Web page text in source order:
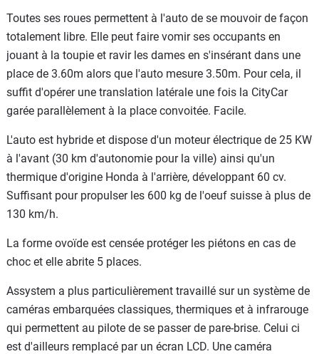
Toutes ses roues permettent à l'auto de se mouvoir de façon
totalement libre. Elle peut faire vomir ses occupants en
jouant à la toupie et ravir les dames en s'insérant dans une
place de 3.60m alors que l'auto mesure 3.50m. Pour cela, il
suffit d'opérer une translation latérale une fois la CityCar
garée parallèlement à la place convoitée. Facile.
L'auto est hybride et dispose d'un moteur électrique de 25 KW
à l'avant (30 km d'autonomie pour la ville) ainsi qu'un
thermique d'origine Honda à l'arrière, développant 60 cv.
Suffisant pour propulser les 600 kg de l'oeuf suisse à plus de
130 km/h.
La forme ovoïde est censée protéger les piétons en cas de
choc et elle abrite 5 places.
Assystem a plus particulièrement travaillé sur un système de
caméras embarquées classiques, thermiques et à infrarouge
qui permettent au pilote de se passer de pare-brise. Celui ci
est d'ailleurs remplacé par un écran LCD. Une caméra